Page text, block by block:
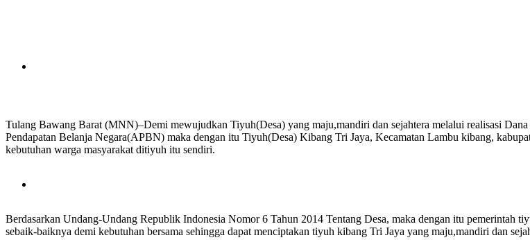
Tulang Bawang Barat (MNN)–Demi mewujudkan Tiyuh(Desa) yang maju,mandiri dan sejahtera melalui realisasi
Pendapatan Belanja Negara(APBN) maka dengan itu Tiyuh(Desa) Kibang Tri Jaya, Kecamatan Lambu kibang,
kebutuhan warga masyarakat ditiyuh itu sendiri.
Berdasarkan Undang-Undang Republik Indonesia Nomor 6 Tahun 2014 Tentang Desa, maka dengan itu pemerintah
sebaik-baiknya demi kebutuhan bersama sehingga dapat menciptakan tiyuh kibang Tri Jaya yang maju,mandiri dan